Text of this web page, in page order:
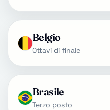
Belgio
Ottavi di finale
Brasile
Terzo posto